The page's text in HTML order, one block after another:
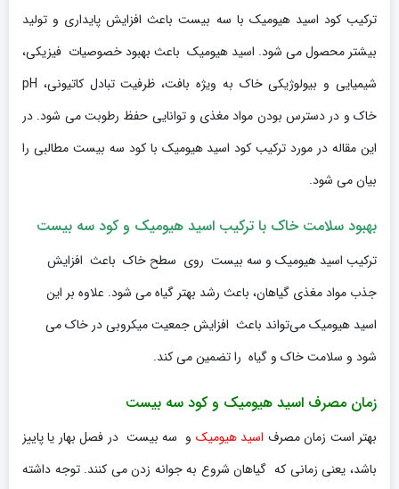
ترکیب کود اسید هیومیک با سه بیست باعث افزایش پایداری و تولید
بیشتر محصول می شود. اسید هیومیک باعث بهبود خصوصیات فیزیکی،
شیمیایی و بیولوژیکی خاک به ویژه بافت، ظرفیت تبادل کاتیونی، pH
خاک و در دسترس بودن مواد مغذی و توانایی حفظ رطوبت می شود. در
این مقاله در مورد ترکیب کود اسید هیومیک با کود سه بیست مطالبی را
بیان می شود.
بهبود سلامت خاک با ترکیب اسید هیومیک و کود سه بیست
ترکیب اسید هیومیک و سه بیست روی سطح خاک باعث افزایش
جذب مواد مغذی گیاهان، باعث رشد بهتر گیاه می شود. علاوه بر این
اسید هیومیک می‌تواند باعث افزایش جمعیت میکروبی در خاک می
شود و سلامت خاک و گیاه را تضمین می کند.
زمان مصرف اسید هیومیک و کود سه بیست
بهتر است زمان مصرف اسید هیومیک و سه بیست در فصل بهار یا پاییز
باشد، یعنی زمانی که گیاهان شروع به جوانه زدن می کنند. توجه داشته